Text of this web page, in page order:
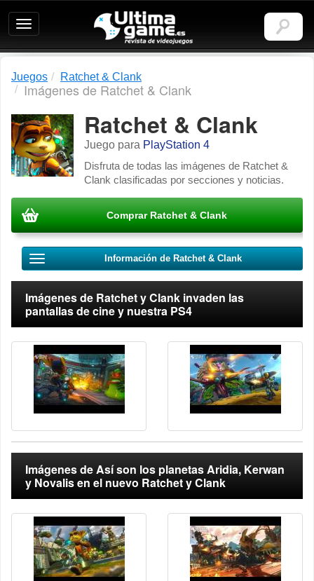
Ultimagame:
Revista
de
Juegos Ratchet & Clank
Imágenes de Ratchet & Clank
Ratchet & Clank
Juego para PlayStation 4
Disfruta de todas las imágenes de Ratchet &
Clank clasificadas por secciones y noticias.
Comprar Ratchet & Clank
Información de Ratchet & Clank
Imágenes de Ratchet y Clank invaden las
pantallas de cine y nuestra PS4
Imágenes de Así son los planetas Aridia, Kerwan
y Novalis en el nuevo Ratchet y Clank